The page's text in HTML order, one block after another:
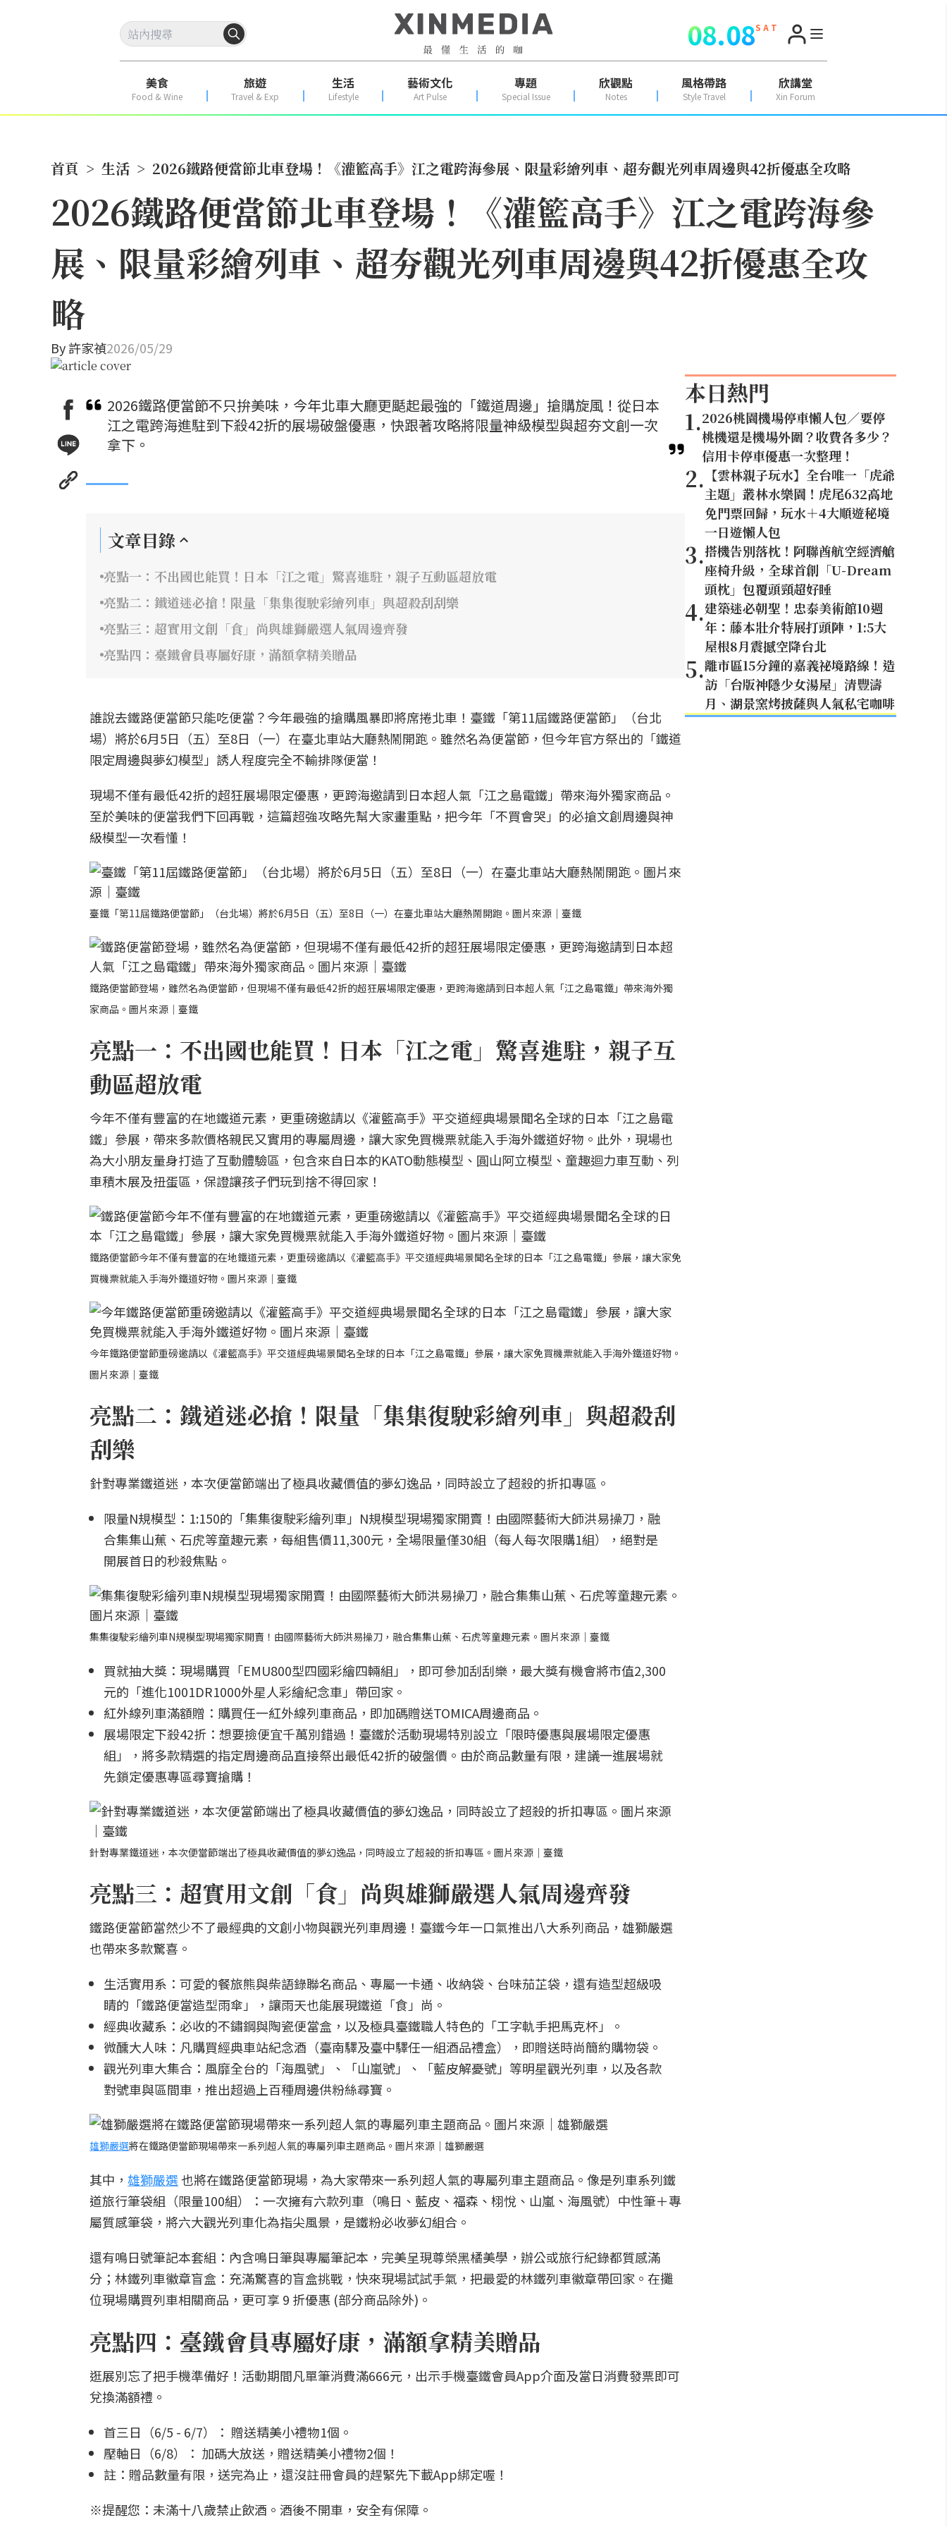
08.08S A T
美食
Food & Wine
旅遊
Travel & Exp
生活
Lifestyle
藝術文化
Art Pulse
專題
Special Issue
欣觀點
Notes
風格帶路
Style Travel
欣講堂
Xin Forum
首頁 > 生活 > 2026鐵路便當節北車登場！《灌籃高手》江之電跨海參展、限量彩繪列車、超夯觀光列車周邊與42折優惠全攻略
2026鐵路便當節北車登場！《灌籃高手》江之電跨海參
展、限量彩繪列車、超夯觀光列車周邊與42折優惠全攻
略
By許家禎2026/05/29
2026鐵路便當節不只拚美味，今年北車大廳更颳起最強的「鐵道周邊」搶購旋風！從日本
江之電跨海進駐到下殺42折的展場破盤優惠，快跟著攻略將限量神級模型與超夯文創一次
拿下。
文章目錄
亮點一：不出國也能買！日本「江之電」驚喜進駐，親子互動區超放電
亮點二：鐵道迷必搶！限量「集集復駛彩繪列車」與超殺刮刮樂
亮點三：超實用文創「食」尚與雄獅嚴選人氣周邊齊發
亮點四：臺鐵會員專屬好康，滿額拿精美贈品
誰說去鐵路便當節只能吃便當？今年最強的搶購風暴即將席捲北車！臺鐵「第11屆鐵路便當節」（台北
場）將於6月5日（五）至8日（一）在臺北車站大廳熱鬧開跑。雖然名為便當節，但今年官方祭出的「鐵道
限定周邊與夢幻模型」誘人程度完全不輸排隊便當！
現場不僅有最低42折的超狂展場限定優惠，更跨海邀請到日本超人氣「江之島電鐵」帶來海外獨家商品。
至於美味的便當我們下回再戰，這篇超強攻略先幫大家畫重點，把今年「不買會哭」的必搶文創周邊與神
級模型一次看懂！
臺鐵「第11屆鐵路便當節」（台北場）將於6月5日（五）至8日（一）在臺北車站大廳熱鬧開跑。圖片來源｜臺鐵
鐵路便當節登場，雖然名為便當節，但現場不僅有最低42折的超狂展場限定優惠，更跨海邀請到日本超人氣「江之島電鐵」帶來海外獨
家商品。圖片來源｜臺鐵
亮點一：不出國也能買！日本「江之電」驚喜進駐，親子互
動區超放電
今年不僅有豐富的在地鐵道元素，更重磅邀請以《灌籃高手》平交道經典場景聞名全球的日本「江之島電
鐵」參展，帶來多款價格親民又實用的專屬周邊，讓大家免買機票就能入手海外鐵道好物。此外，現場也
為大小朋友量身打造了互動體驗區，包含來自日本的KATO動態模型、圓山阿立模型、童趣迴力車互動、列
車積木展及扭蛋區，保證讓孩子們玩到捨不得回家！
鐵路便當節今年不僅有豐富的在地鐵道元素，更重磅邀請以《灌籃高手》平交道經典場景聞名全球的日本「江之島電鐵」參展，讓大家免
買機票就能入手海外鐵道好物。圖片來源｜臺鐵
今年鐵路便當節重磅邀請以《灌籃高手》平交道經典場景聞名全球的日本「江之島電鐵」參展，讓大家免買機票就能入手海外鐵道好物。
圖片來源｜臺鐵
亮點二：鐵道迷必搶！限量「集集復駛彩繪列車」與超殺刮
刮樂
針對專業鐵道迷，本次便當節端出了極具收藏價值的夢幻逸品，同時設立了超殺的折扣專區。
限量N規模型：1:150的「集集復駛彩繪列車」N規模型現場獨家開賣！由國際藝術大師洪易操刀，融
合集集山蕉、石虎等童趣元素，每組售價11,300元，全場限量僅30組（每人每次限購1組），絕對是
開展首日的秒殺焦點。
集集復駛彩繪列車N規模型現場獨家開賣！由國際藝術大師洪易操刀，融合集集山蕉、石虎等童趣元素。圖片來源｜臺鐵
買就抽大獎：現場購買「EMU800型四國彩繪四輛組」，即可參加刮刮樂，最大獎有機會將市值2,300
元的「進化1001DR1000外星人彩繪紀念車」帶回家。
紅外線列車滿額贈：購買任一紅外線列車商品，即加碼贈送TOMICA周邊商品。
展場限定下殺42折：想要撿便宜千萬別錯過！臺鐵於活動現場特別設立「限時優惠與展場限定優惠
組」，將多款精選的指定周邊商品直接祭出最低42折的破盤價。由於商品數量有限，建議一進展場就
先鎖定優惠專區尋寶搶購！
針對專業鐵道迷，本次便當節端出了極具收藏價值的夢幻逸品，同時設立了超殺的折扣專區。圖片來源｜臺鐵
亮點三：超實用文創「食」尚與雄獅嚴選人氣周邊齊發
鐵路便當節當然少不了最經典的文創小物與觀光列車周邊！臺鐵今年一口氣推出八大系列商品，雄獅嚴選
也帶來多款驚喜。
生活實用系：可愛的餐旅熊與柴語錄聯名商品、專屬一卡通、收納袋、台味茄芷袋，還有造型超級吸
睛的「鐵路便當造型雨傘」，讓雨天也能展現鐵道「食」尚。
經典收藏系：必收的不鏽鋼與陶瓷便當盒，以及極具臺鐵職人特色的「工字軌手把馬克杯」。
微醺大人味：凡購買經典車站紀念酒（臺南驛及臺中驛任一組酒品禮盒），即贈送時尚簡約購物袋。
觀光列車大集合：風靡全台的「海風號」、「山嵐號」、「藍皮解憂號」等明星觀光列車，以及各款
對號車與區間車，推出超過上百種周邊供粉絲尋寶。
雄獅嚴選將在鐵路便當節現場帶來一系列超人氣的專屬列車主題商品。圖片來源｜雄獅嚴選
其中， 雄獅嚴選也將在鐵路便當節現場，為大家帶來一系列超人氣的專屬列車主題商品。像是列車系列鐵
道旅行筆袋組（限量100組）：一次擁有六款列車（鳴日、藍皮、福森、栩悅、山嵐、海風號）中性筆＋專
屬質感筆袋，將六大觀光列車化為指尖風景，是鐵粉必收夢幻組合。
還有鳴日號筆記本套組：內含鳴日筆與專屬筆記本，完美呈現尊榮黑橘美學，辦公或旅行紀錄都質感滿
分；林鐵列車徽章盲盒：充滿驚喜的盲盒挑戰，快來現場試試手氣，把最愛的林鐵列車徽章帶回家。在攤
位現場購買列車相關商品，更可享 9 折優惠 (部分商品除外)。
亮點四：臺鐵會員專屬好康，滿額拿精美贈品
逛展別忘了把手機準備好！活動期間凡單筆消費滿666元，出示手機臺鐵會員App介面及當日消費發票即可
兌換滿額禮。
首三日（6/5 - 6/7）： 贈送精美小禮物1個。
壓軸日（6/8）： 加碼大放送，贈送精美小禮物2個！
註：贈品數量有限，送完為止，還沒註冊會員的趕緊先下載App綁定喔！
※提醒您：未滿十八歲禁止飲酒。酒後不開車，安全有保障。
本日熱門
1.2026桃園機場停車懶人包／要停
桃機還是機場外圍？收費各多少？
信用卡停車優惠一次整理！
2. 【雲林親子玩水】全台唯一「虎爺
主題」叢林水樂園！虎尾632高地
免門票回歸，玩水＋4大順遊秘境
一日遊懶人包
3.搭機告別落枕！阿聯酋航空經濟艙
座椅升級，全球首創「U-Dream
頭枕」包覆頭頸超好睡
4.建築迷必朝聖！忠泰美術館10週
年：藤本壯介特展打頭陣，1:5大
屋根8月震撼空降台北
5.離市區15分鐘的嘉義祕境路線！造
訪「台版神隱少女湯屋」清豐濤
月、湖景窯烤披薩與人氣私宅咖啡